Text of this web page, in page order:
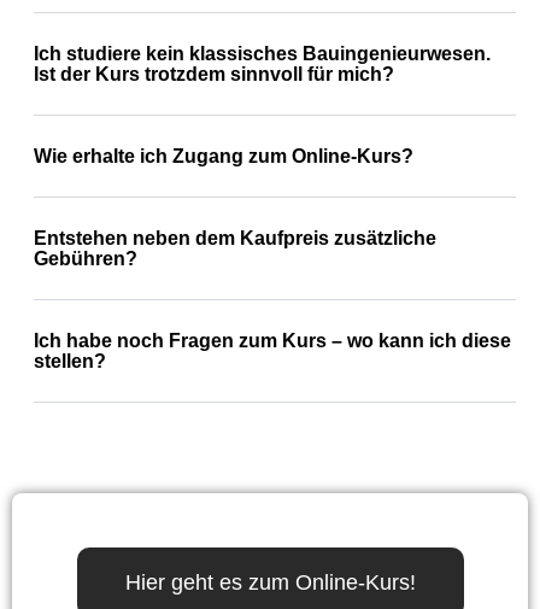
Ich studiere kein klassisches Bauingenieurwesen.
Ist der Kurs trotzdem sinnvoll für mich?
Wie erhalte ich Zugang zum Online-Kurs?
Entstehen neben dem Kaufpreis zusätzliche
Gebühren?
Ich habe noch Fragen zum Kurs – wo kann ich diese
stellen?
Hier geht es zum Online-Kurs!